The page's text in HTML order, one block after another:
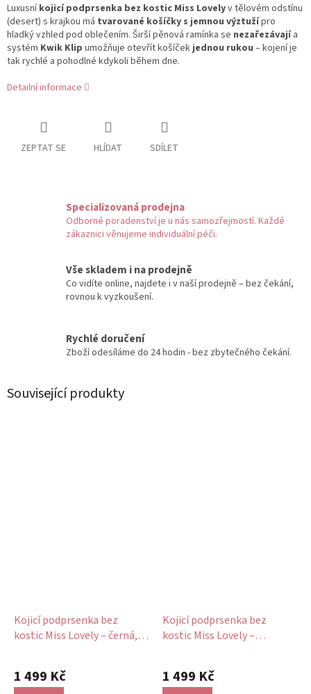
Luxusníkojicí podprsenka bez kostic Miss Lovelyv tělovém odstínu
(desert) s krajkou má tvarované košíčky s jemnou výztužípro
hladký vzhled pod oblečením. Širší pěnová ramínka se nezařezávajía
systém Kwik Klip umožňuje otevřít košíček jednou rukou – kojení je
tak rychlé a pohodlné kdykoli během dne.
Detailní informace
ZEPTAT SE HLÍDAT SDÍLET
Specializovaná prodejna
Odborné poradenství je u nás samozřejmostí. Každé
zákaznici věnujeme individuální péči.
Vše skladem i na prodejně
Co vidíte online, najdete i v naší prodejně – bez čekání,
rovnou k vyzkoušení.
Rychlé doručení
Zboží odesíláme do 24 hodin - bez zbytečného čekání.
Související produkty
Kojicí podprsenka bez
kostic Miss Lovely – černá,
1 499 Kč
Kojicí podprsenka bez
kostic Miss Lovely –
hodnocení
produktu
1 499 Kč